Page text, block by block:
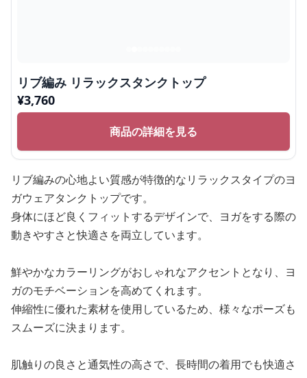
リブ編み リラックスタンクトップ
¥3,760
商品の詳細を見る
リブ編みの心地よい質感が特徴的なリラックスタイプのヨ
ガウェアタンクトップです。
身体にほど良くフィットするデザインで、ヨガをする際の
動きやすさと快適さを両立しています。
鮮やかなカラーリングがおしゃれなアクセントとなり、ヨ
ガのモチベーションを高めてくれます。
伸縮性に優れた素材を使用しているため、様々なポーズも
スムーズに決まります。
肌触りの良さと通気性の高さで、長時間の着用でも快適さ